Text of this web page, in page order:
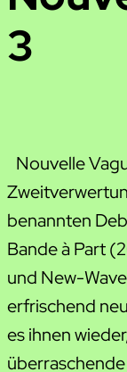
3
Nouvelle
benannten
Bande à Part
und New-
erfrischend
es ihnen